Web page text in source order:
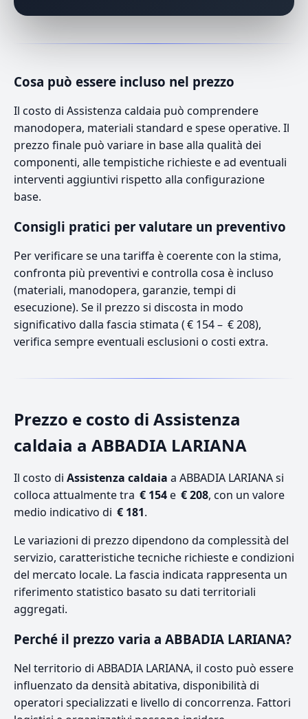
Cosa può essere incluso nel prezzo
Il costo di Assistenza caldaia può comprendere
manodopera, materiali standard e spese operative. Il
prezzo finale può variare in base alla qualità dei
componenti, alle tempistiche richieste e ad eventuali
interventi aggiuntivi rispetto alla configurazione
base.
Consigli pratici per valutare un preventivo
Per verificare se una tariffa è coerente con la stima,
confronta più preventivi e controlla cosa è incluso
(materiali, manodopera, garanzie, tempi di
esecuzione). Se il prezzo si discosta in modo
significativo dalla fascia stimata ( € 154 – € 208),
verifica sempre eventuali esclusioni o costi extra.
Prezzo e costo di Assistenza
caldaia a ABBADIA LARIANA
Il costo di Assistenza caldaia a ABBADIA LARIANA si
colloca attualmente tra € 154e € 208, con un valore
medio indicativo di € 181.
Le variazioni di prezzo dipendono da complessità del
servizio, caratteristiche tecniche richieste e condizioni
del mercato locale. La fascia indicata rappresenta un
riferimento statistico basato su dati territoriali
aggregati.
Perché il prezzo varia a ABBADIA LARIANA?
Nel territorio di ABBADIA LARIANA, il costo può essere
influenzato da densità abitativa, disponibilità di
operatori specializzati e livello di concorrenza. Fattori